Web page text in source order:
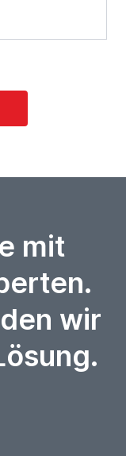
mit
wir